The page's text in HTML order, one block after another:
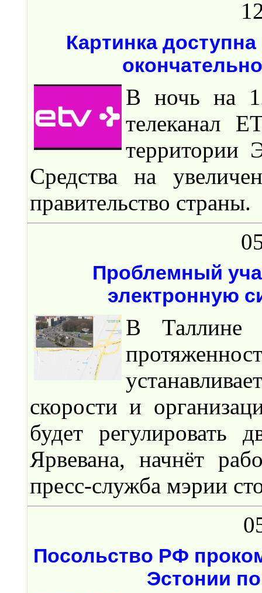
Картинка
В ночь на
телеканал
территории
Средства на
правительство страны.
Проблемный
электронную
В Таллине
скорости и
будет
Ярвевана, начнёт
пресс-служба мэрии
Посольство РФ
Эстонии